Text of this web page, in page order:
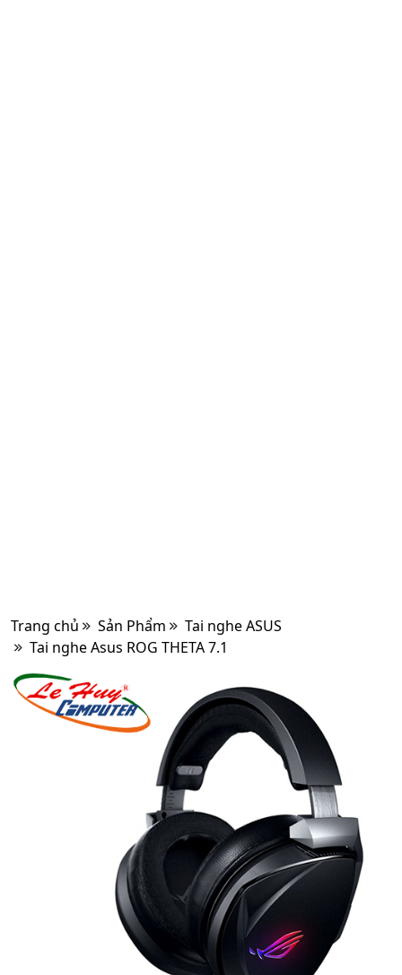
Trang chủ Sản Phẩm
Tai nghe ASUS
Tai nghe Asus ROG THETA 7.1